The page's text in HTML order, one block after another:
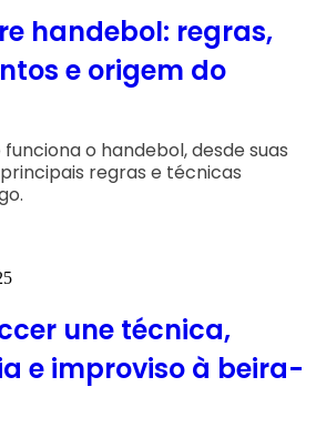
handebol: regras,
e origem do
o handebol, desde suas
regras e técnicas
une técnica,
e improviso à beira-